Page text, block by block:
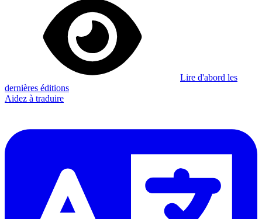
Lire d'abord les
dernières éditions
Aidez à traduire